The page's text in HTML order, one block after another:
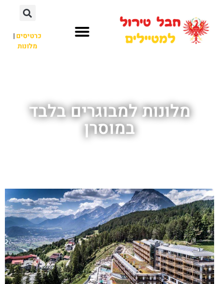
כרטיסים|
מלונות
מלונות למבוגרים בלבד
במוסרן